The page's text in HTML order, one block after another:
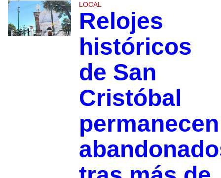
LOCAL
Relojes
históricos
de San
Cristóbal
permanecen